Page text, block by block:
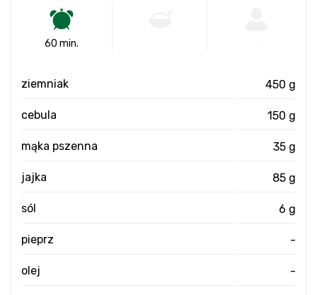
60 min.
ziemniak 450 g
cebula 150 g
mąka pszenna 35 g
jajka 85 g
sól 6 g
pieprz -
olej -